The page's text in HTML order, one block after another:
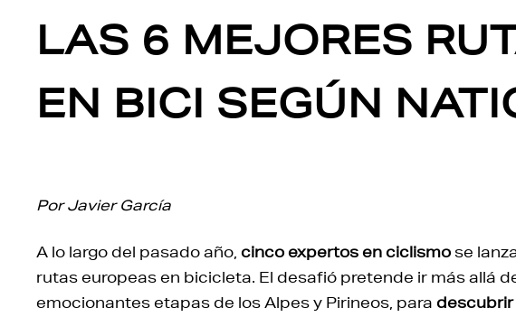
LAS 6 MEJORES
EN BICI SEGÚN
Por Javier García
A lo largo del pasado año, cinco expertos en ciclismo se
rutas europeas en bicicleta. El desafió pretende ir más allá
emocionantes etapas de los Alpes y Pirineos, para